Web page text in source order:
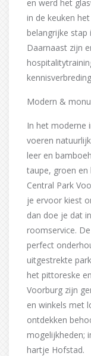
en werd het
in de keuken
belangrijke stap
Daarnaast zijn
Modern &
In het moderne
voeren
leer en
taupe, groen en
Central Park
je ervoor kiest
dan doe je dat
roomservice.
perfect
uitgestrekte
het pittoreske
Voorburg zijn
en winkels met
ontdekken
mogelijkheden;
hartje Hofstad.